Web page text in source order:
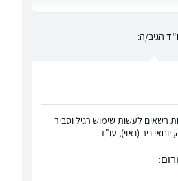
הגיב/ה:
רשאים לעשות שימוש רגיל וסביר
ניר (נאוי), עו"ד